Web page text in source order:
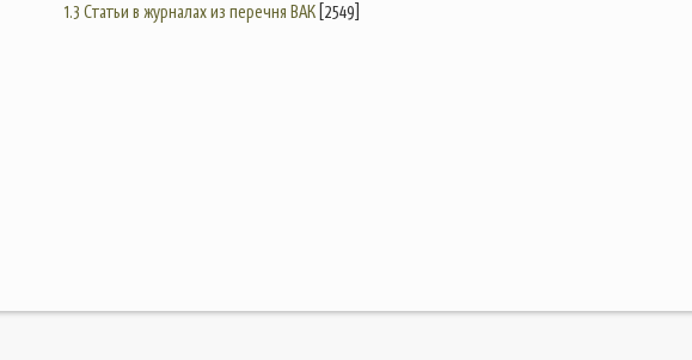
1.3 Статьи в журналах из перечня ВАК[2549]